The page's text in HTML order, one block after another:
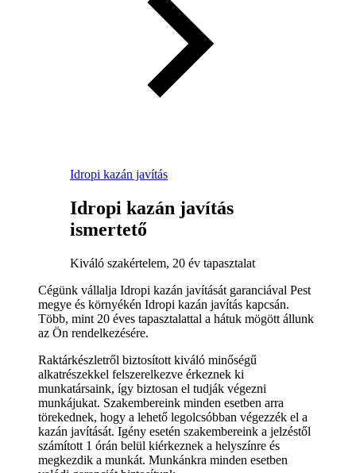
Idropi kazán javítás
Idropi kazán javítás
ismertető
Kiváló szakértelem, 20 év tapasztalat
Cégünk vállalja Idropi kazán javítását garanciával Pest
megye és környékén Idropi kazán javítás kapcsán.
Több, mint 20 éves tapasztalattal a hátuk mögött állunk
az Ön rendelkezésére.
Raktárkészletről biztosított kiváló minőségű
alkatrészekkel felszerelkezve érkeznek ki
munkatársaink, így biztosan el tudják végezni
munkájukat. Szakembereink minden esetben arra
törekednek, hogy a lehető legolcsóbban végezzék el a
kazán javítását. Igény esetén szakembereink a jelzéstől
számított 1 órán belül kiérkeznek a helyszínre és
megkezdik a munkát. Munkánkra minden esetben